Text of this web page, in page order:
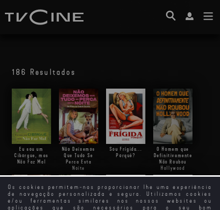
Os cookies permitem-nos proporcionar lhe uma experiência
de navegação personalizada e segura. Utilizamos cookies
e/ou ferramentas similares nos nossos websites ou
aplicações que são necessários para o seu bom
186 Resultados
Eu sou um
Ciborgue, mas
Não Faz Mal
Não Deixemos
Que Tudo Se
Perca Esta
Noite
Sou Frígida...
Porquê?
O Homem que
Definitivamente
Não Roubou
Hollywood